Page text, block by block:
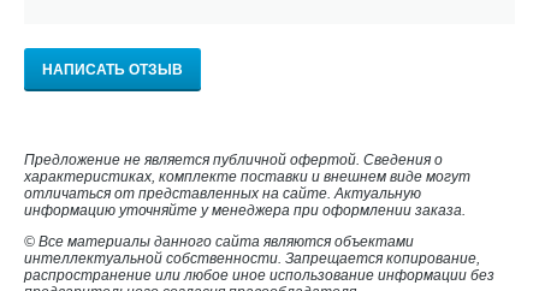
НАПИСАТЬ ОТЗЫВ
Предложение не является публичной офертой. Сведения о
характеристиках, комплекте поставки и внешнем виде могут
отличаться от представленных на сайте. Актуальную
информацию уточняйте у менеджера при оформлении заказа.
© Все материалы данного сайта являются объектами
интеллектуальной собственности. Запрещается копирование,
распространение или любое иное использование информации без